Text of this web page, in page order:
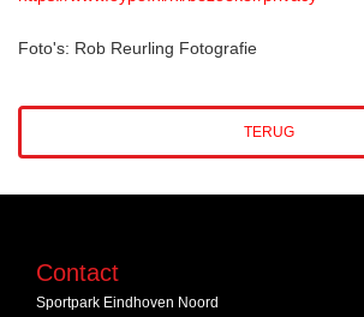
Foto's: Rob Reurling Fotografie
TERUG
Contact
Sportpark Eindhoven Noord